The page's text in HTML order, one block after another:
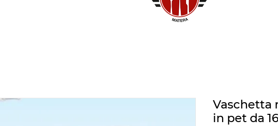
Vaschetta
in pet da